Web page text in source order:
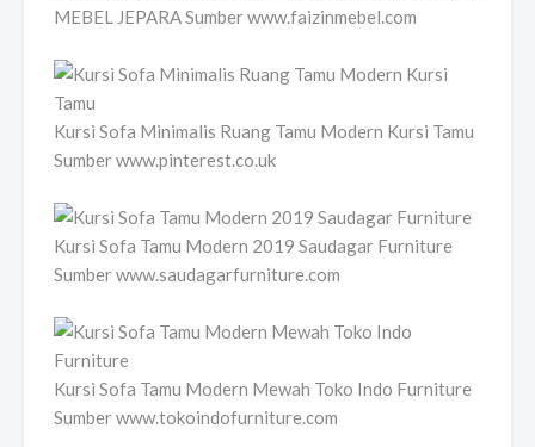
MEBEL JEPARA Sumber www.faizinmebel.com
Kursi Sofa Minimalis Ruang Tamu Modern Kursi Tamu
Sumber www.pinterest.co.uk
Kursi Sofa Tamu Modern 2019 Saudagar Furniture
Sumber www.saudagarfurniture.com
Kursi Sofa Tamu Modern Mewah Toko Indo Furniture
Sumber www.tokoindofurniture.com